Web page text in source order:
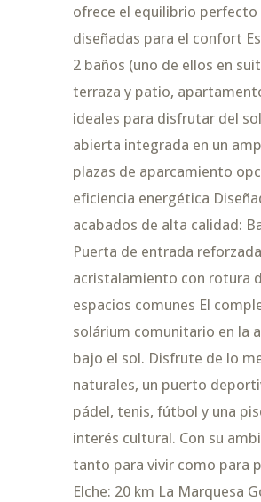
ofrece el equilibrio
diseñadas para el confort
2 baños (uno de ellos en
terraza y patio,
ideales para disfrutar del
abierta integrada en un
plazas de aparcamiento
eficiencia energética
acabados de alta calidad:
Puerta de entrada
acristalamiento con rotura
espacios comunes El
solárium comunitario en la
bajo el sol. Disfrute de lo
naturales, un puerto
pádel, tenis, fútbol y una
interés cultural. Con su
tanto para vivir como para
Elche: 20 km La Marquesa